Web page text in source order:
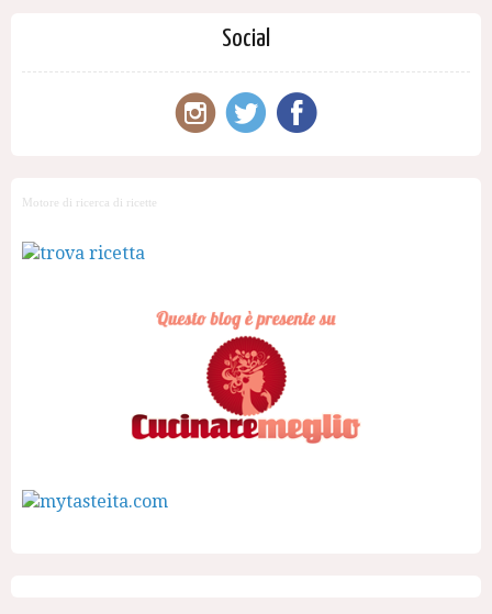
Social
Motore di ricerca di ricette